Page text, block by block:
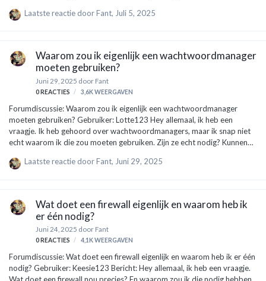
letten? Alvast bedankt! Expert: VPNGuru Hey Janneke! Goede vraag,
staat bekend om zijn gebruiksvriendelijke interface. Het is makkelijk te
installeren, zelfs voor niet-techneuten.…
Laatste reactie doorFant, Juli 5, 2025
Waarom zou ik eigenlijk een wachtwoordmanager
moeten gebruiken?
Juni 29, 2025 door Fant
0REACTIES 3,6K WEERGAVEN
Forumdiscussie: Waarom zou ik eigenlijk een wachtwoordmanager
moeten gebruiken? Gebruiker: Lotte123 Hey allemaal, ik heb een
vraagje. Ik heb gehoord over wachtwoordmanagers, maar ik snap niet
echt waarom ik die zou moeten gebruiken. Zijn ze echt nodig? Kunnen
Wachtwoordmanagers zijn eigenlijk super handig! Hier zijn een paar
meeste mensen maken de fout om één of twee wachtwoorden overal te
gebruiken. Als één site gehackt wordt, kunnen hackers ook inloggen op
je andere acco…
Laatste reactie doorFant, Juni 29, 2025
Wat doet een firewall eigenlijk en waarom heb ik
er één nodig?
Juni 24, 2025 door Fant
0 REACTIES 4,1K WEERGAVEN
Forumdiscussie: Wat doet een firewall eigenlijk en waarom heb ik er één
nodig? Gebruiker: Keesie123 Bericht: Hey allemaal, ik heb een vraagje.